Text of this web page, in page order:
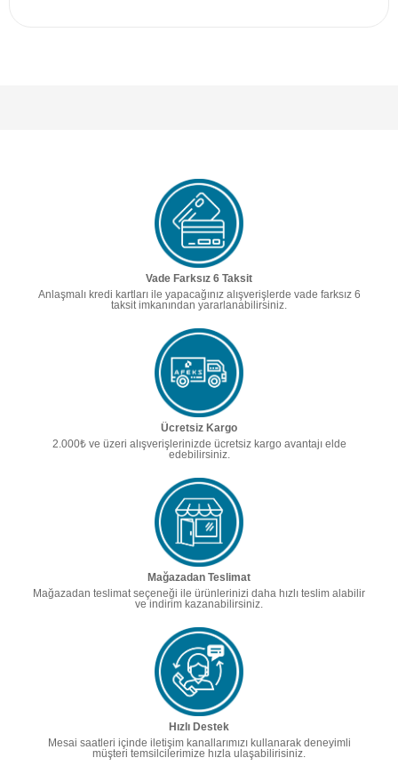
Vade Farksız 6 Taksit
Anlaşmalı kredi kartları ile yapacağınız alışverişlerde vade farksız 6
taksit imkanından yararlanabilirsiniz.
Ücretsiz Kargo
2.000₺ ve üzeri alışverişlerinizde ücretsiz kargo avantajı elde
edebilirsiniz.
Mağazadan Teslimat
Mağazadan teslimat seçeneği ile ürünlerinizi daha hızlı teslim alabilir
ve indirim kazanabilirsiniz.
Hızlı Destek
Mesai saatleri içinde iletişim kanallarımızı kullanarak deneyimli
müşteri temsilcilerimize hızla ulaşabilirisiniz.